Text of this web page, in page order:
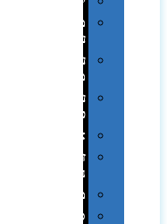
מארזי
עטים
עטי
מתכת
עטי
פלסטיק
אוזניות
זכרונות
ניידים
מפצלים
סביבת